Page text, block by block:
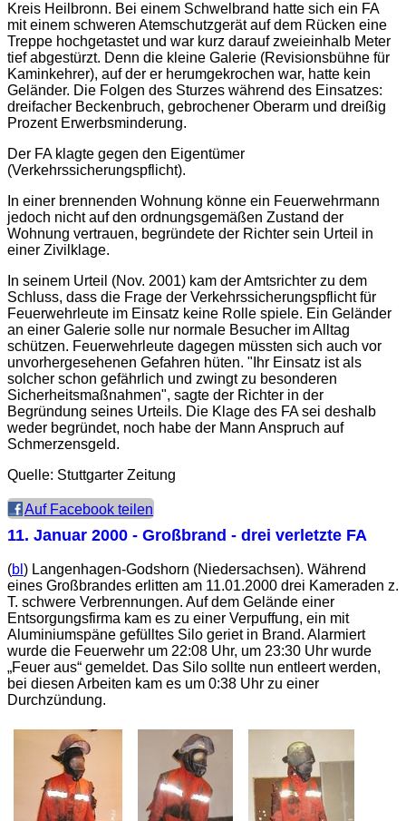
Kreis Heilbronn. Bei einem Schwelbrand hatte sich ein FA
mit einem schweren Atemschutzgerät auf dem Rücken eine
Treppe hochgetastet und war kurz darauf zweieinhalb Meter
tief abgestürzt. Denn die kleine Galerie (Revisionsbühne für
Kaminkehrer), auf der er herumgekrochen war, hatte kein
Geländer. Die Folgen des Sturzes während des Einsatzes:
dreifacher Beckenbruch, gebrochener Oberarm und dreißig
Prozent Erwerbsminderung.
Der FA klagte gegen den Eigentümer
(Verkehrssicherungspflicht).
In einer brennenden Wohnung könne ein Feuerwehrmann
jedoch nicht auf den ordnungsgemäßen Zustand der
Wohnung vertrauen, begründete der Richter sein Urteil in
einer Zivilklage.
In seinem Urteil (Nov. 2001) kam der Amtsrichter zu dem
Schluss, dass die Frage der Verkehrssicherungspflicht für
Feuerwehrleute im Einsatz keine Rolle spiele. Ein Geländer
an einer Galerie solle nur normale Besucher im Alltag
schützen. Feuerwehrleute dagegen müssten sich auch vor
unvorhergesehenen Gefahren hüten. "Ihr Einsatz ist als
solcher schon gefährlich und zwingt zu besonderen
Sicherheitsmaßnahmen", sagte der Richter in der
Begründung seines Urteils. Die Klage des FA sei deshalb
weder begründet, noch habe der Mann Anspruch auf
Schmerzensgeld.
Quelle: Stuttgarter Zeitung
Auf Facebook teilen
11. Januar 2000 - Großbrand - drei verletzte FA
(bl ) Langenhagen-Godshorn (Niedersachsen). Während
eines Großbrandes erlitten am 11.01.2000 drei Kameraden z.
T. schwere Verbrennungen. Auf dem Gelände einer
Entsorgungsfirma kam es zu einer Verpuffung, ein mit
Aluminiumspäne gefülltes Silo geriet in Brand. Alarmiert
wurde die Feuerwehr um 22:08 Uhr, um 23:30 Uhr wurde
„Feuer aus“ gemeldet. Das Silo sollte nun entleert werden,
bei diesen Arbeiten kam es um 0:38 Uhr zu einer
Durchzündung.